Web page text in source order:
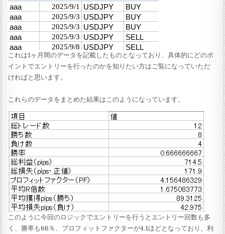
これは1ヶ月間のデータを記載したものとなっており、具体的にどのポ
イントでエントリーを行ったのかを知りたい方はご覧になっていただ
ければと思います。
これらのデータをまとめた結果はこのようになっています。
このように今回のロジックでエントリーを行うとエントリー回数も多
く、勝率も66％、プロフィットファクターが4.1ほどとなっており、利